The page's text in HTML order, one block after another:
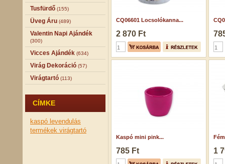
Tusfürdő (155)
Üveg Áru (489)
Valentin Napi Ajándék
(300)
Vicces Ajándék (634)
Virág Dekoráció (57)
Virágtartó (113)
CÍMKE
kaspó levendulás
termékek virágtartó
CQ06601 Locsolókanna...
2 870 Ft
Kaspó mini pink...
785 Ft 1